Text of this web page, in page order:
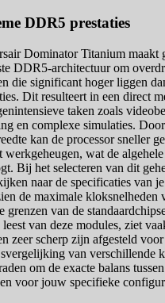
DDR5 prestaties
Dominator Titanium maakt
DDR5-architectuur om
die significant hoger liggen
Dit resulteert in een direct
taken zoals
en complexe simulaties.
kan de processor sneller
werkgeheugen, wat de
Bij het selecteren van dit
naar de specificaties van
de maximale kloksnelheden
grenzen van de
van deze modules, ziet
zeer scherp zijn afgesteld
van verschillende
om de exacte balans
voor jouw specifieke